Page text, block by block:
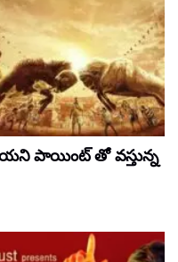
పాయింట్ తో వస్తున్న